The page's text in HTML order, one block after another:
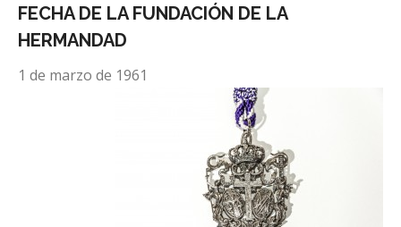
FECHA DE LA FUNDACIÓN DE LA
HERMANDAD
1 de marzo de 1961